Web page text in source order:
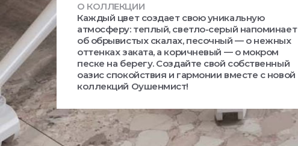
О КОЛЛЕКЦИИ
Каждый цвет создает свою уникальную
атмосферу: теплый, светло-серый напоминает
об обрывистых скалах, песочный — о нежных
оттенках заката, а коричневый — о мокром
песке на берегу. Создайте свой собственный
оазис спокойствия и гармонии вместе с новой
коллекций Оушенмист!